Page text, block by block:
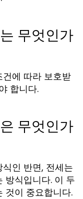
무엇인가
에 따라 보호받
합니다.
무엇인가
인 반면, 전세는
방식입니다. 이 두
것이 중요합니다.